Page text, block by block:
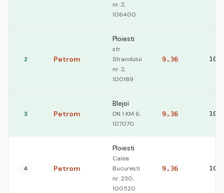
nr. 2,
106400
2 Petrom
Ploiesti
str.
Strandului
nr. 2,
100189
9.36
3 Petrom
Blejoi
DN 1 KM 6,
107070
9.36
4 Petrom
Ploiesti
Calea
Bucuresti
nr. 230,
100520
9.36